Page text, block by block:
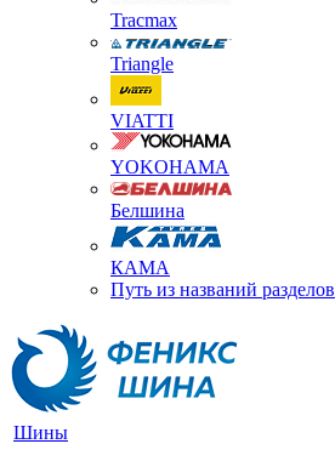
Tracmax
Triangle
VIATTI
YOKOHAMA
Белшина
КАМА
Путь из названий разделов
Шины